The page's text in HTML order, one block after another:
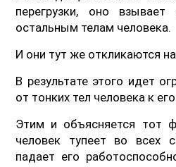
перегрузки, оно
остальным телам человека.
И они тут же откликаются
В результате этого идет
от тонких тел человека к
Этим и объясняется тот
человек тупеет во всех
падает его